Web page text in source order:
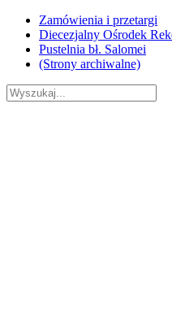
Skip
content
Zamówienia i przetargi
Diecezjalny Ośrodek
Pustelnia bł. Salomei
(Strony archiwalne)